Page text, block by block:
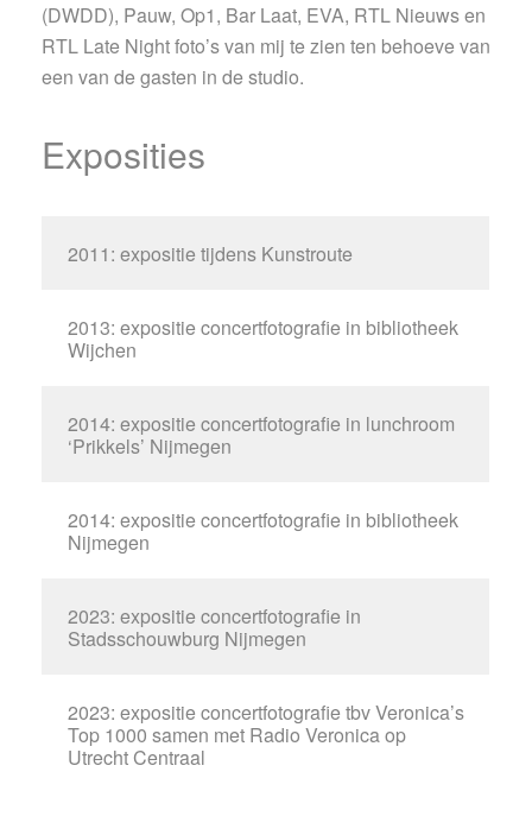
(DWDD), Pauw, Op1, Bar Laat, EVA, RTL Nieuws en
RTL Late Night foto’s van mij te zien ten behoeve van
een van de gasten in de studio.
Exposities
2011: expositie tijdens Kunstroute
2013: expositie concertfotografie in bibliotheek
Wijchen
2014: expositie concertfotografie in lunchroom
‘Prikkels’ Nijmegen
2014: expositie concertfotografie in bibliotheek
Nijmegen
2023: expositie concertfotografie in
Stadsschouwburg Nijmegen
2023: expositie concertfotografie tbv Veronica’s
Top 1000 samen met Radio Veronica op
Utrecht Centraal